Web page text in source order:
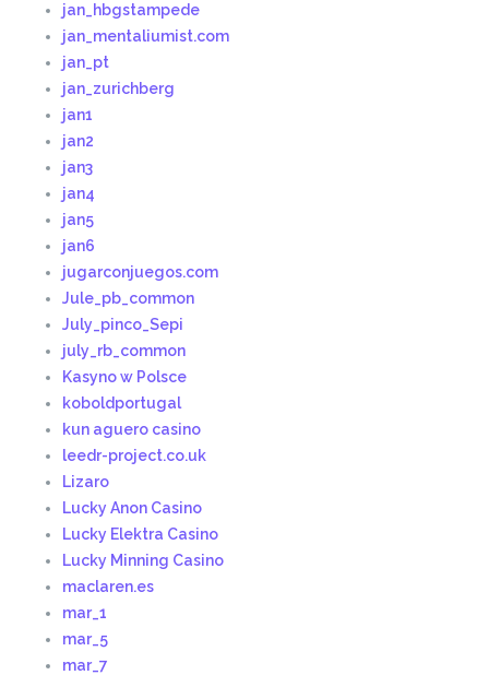
jan_hbgstampede
jan_mentaliumist.com
jan_pt
jan_zurichberg
jan1
jan2
jan3
jan4
jan5
jan6
jugarconjuegos.com
Jule_pb_common
July_pinco_Sepi
july_rb_common
Kasyno w Polsce
koboldportugal
kun aguero casino
leedr-project.co.uk
Lizaro
Lucky Anon Casino
Lucky Elektra Casino
Lucky Minning Casino
maclaren.es
mar_1
mar_5
mar_7